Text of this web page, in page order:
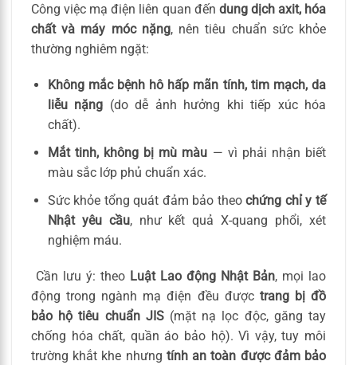
Công việc mạ điện liên quan đến dung dịch axit, hóa
chất và máy móc nặng, nên tiêu chuẩn sức khỏe
thường nghiêm ngặt:
Không mắc bệnh hô hấp mãn tính, tim mạch, da
liễu nặng (do dễ ảnh hưởng khi tiếp xúc hóa
chất).
Mắt tinh, không bị mù màu — vì phải nhận biết
màu sắc lớp phủ chuẩn xác.
Sức khỏe tổng quát đảm bảo theochứng chỉ y tế
Nhật yêu cầu, như kết quả X-quang phổi, xét
nghiệm máu.
Cần lưu ý: theo Luật Lao động Nhật Bản, mọi lao
động trong ngành mạ điện đều được trang bị đồ
bảo hộ tiêu chuẩn JIS(mặt nạ lọc độc, găng tay
chống hóa chất, quần áo bảo hộ). Vì vậy, tuy môi
trường khắt khe nhưng tính an toàn được đảm bảo